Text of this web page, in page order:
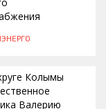
Колымы
Валерию